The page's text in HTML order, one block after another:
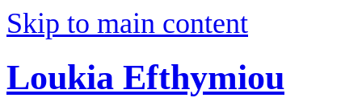
Skip to main content
Loukia Efthymiou